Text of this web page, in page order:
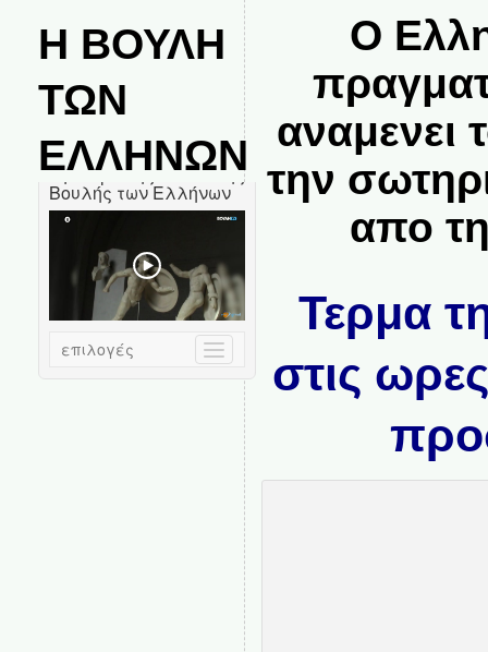
Η ΒΟΥΛΗ
ΤΩΝ
ΕΛΛΗΝΩΝ
Ο
αναμενει
την
απο
Τερμα
στις